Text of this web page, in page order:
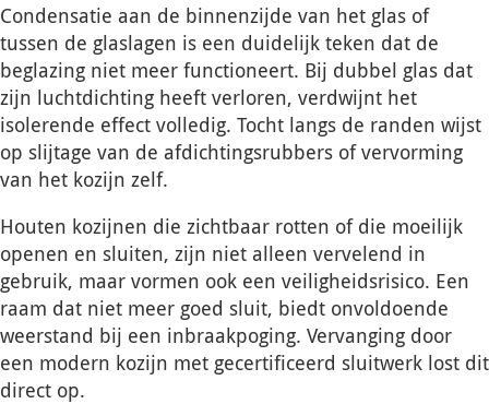
Condensatie aan de binnenzijde van het glas of
tussen de glaslagen is een duidelijk teken dat de
beglazing niet meer functioneert. Bij dubbel glas dat
zijn luchtdichting heeft verloren, verdwijnt het
isolerende effect volledig. Tocht langs de randen wijst
op slijtage van de afdichtingsrubbers of vervorming
van het kozijn zelf.
Houten kozijnen die zichtbaar rotten of die moeilijk
openen en sluiten, zijn niet alleen vervelend in
gebruik, maar vormen ook een veiligheidsrisico. Een
raam dat niet meer goed sluit, biedt onvoldoende
weerstand bij een inbraakpoging. Vervanging door
een modern kozijn met gecertificeerd sluitwerk lost dit
direct op.